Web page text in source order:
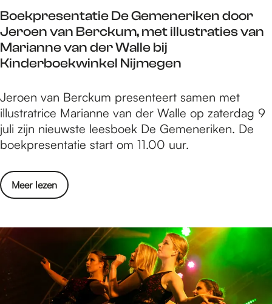
e
i
t
e
n
o
o
r
e
d
o
r
L
o
n
g
:
c
t
i
v
t
e
n
Boekpresentatie De Gemeneriken door
Jeroen van Berckum, met illustraties van
Marianne van der Walle bij
Kinderboekwinkel Nijmegen
B
o
e
k
r
e
n
Jeroen van Berckum presenteert samen met
illustratrice Marianne van der Walle op zaterdag 9
juli zijn nieuwste leesboek De Gemeneriken. De
boekpresentatie start om 11.00 uur.
Meer lezen
o
v